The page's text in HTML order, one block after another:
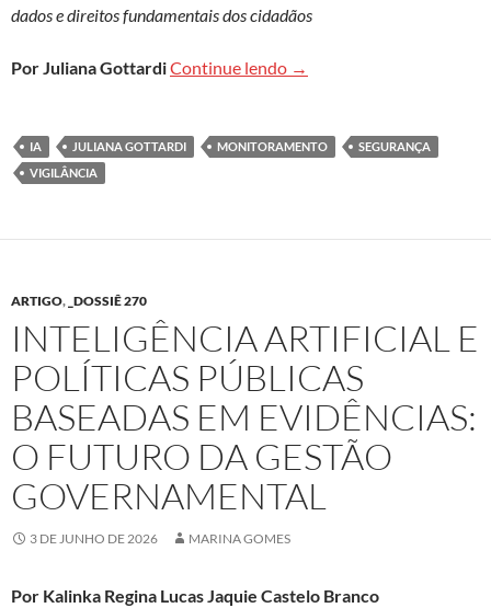
dados e direitos fundamentais dos cidadãos
Por Juliana GottardiContinue lendo Inteligência artificial na
→
IA JULIANA GOTTARDI MONITORAMENTO
SEGURANÇA
VIGILÂNCIA
ARTIGO, _DOSSIÊ 270
INTELIGÊNCIA ARTIFICIAL E
POLÍTICAS PÚBLICAS
BASEADAS EM EVIDÊNCIAS:
O FUTURO DA GESTÃO
GOVERNAMENTAL
3 DE JUNHO DE 2026 MARINA GOMES
Por Kalinka Regina Lucas Jaquie Castelo Branco